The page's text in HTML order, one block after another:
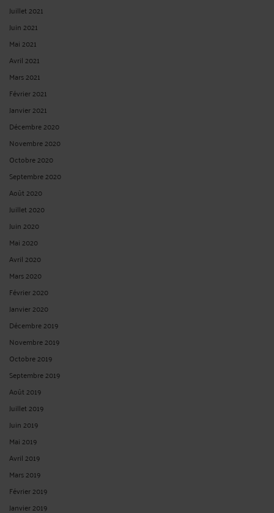
Juin 2021
Mai 2021
Avril 2021
Mars 2021
Février 2021
Janvier 2021
Décembre 2020
Novembre 2020
Octobre 2020
Septembre 2020
Août 2020
Juillet 2020
Juin 2020
Mai 2020
Avril 2020
Mars 2020
Février 2020
Janvier 2020
Décembre 2019
Novembre 2019
Octobre 2019
Septembre 2019
Août 2019
Juillet 2019
Juin 2019
Mai 2019
Avril 2019
Mars 2019
Février 2019
Janvier 2019
Décembre 2018